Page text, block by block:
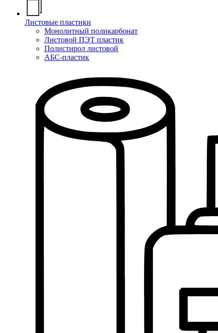
Листовые пластики
Монолитный поликарбонат
Листовой ПЭТ пластик
Полистирол листовой
АБС-пластик